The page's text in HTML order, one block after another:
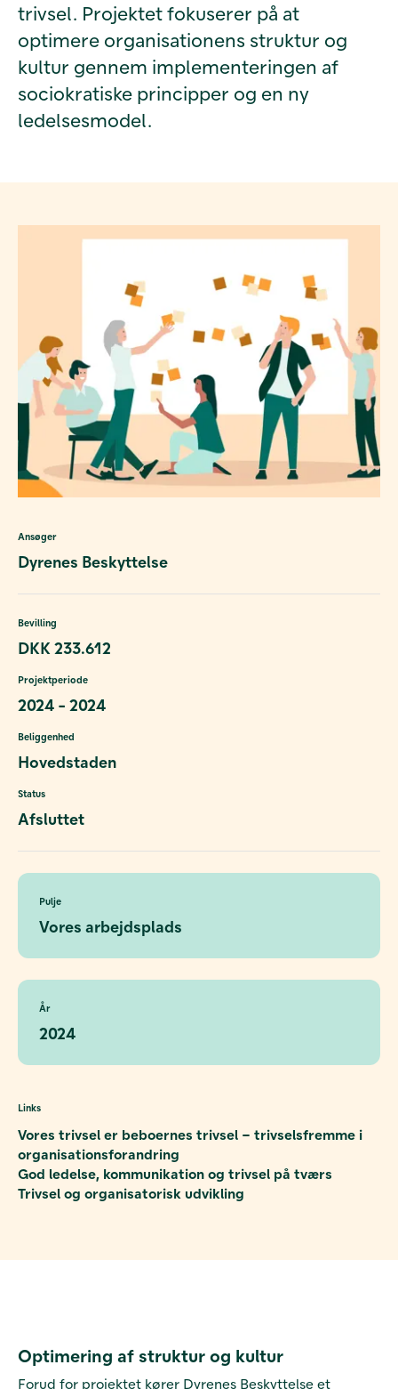
trivsel. Projektet fokuserer på at
optimere organisationens struktur og
kultur gennem implementeringen af
sociokratiske principper og en ny
ledelsesmodel.
Ansøger
Dyrenes Beskyttelse
Bevilling
DKK 233.612
Projektperiode
2024 - 2024
Beliggenhed
Hovedstaden
Status
Afsluttet
Pulje
Vores arbejdsplads
År
2024
Links
Vores trivsel er beboernes trivsel – trivselsfremme i
organisationsforandring
God ledelse, kommunikation og trivsel på tværs
Trivsel og organisatorisk udvikling
Optimering af struktur og kultur
Forud for projektet kører Dyrenes Beskyttelse et